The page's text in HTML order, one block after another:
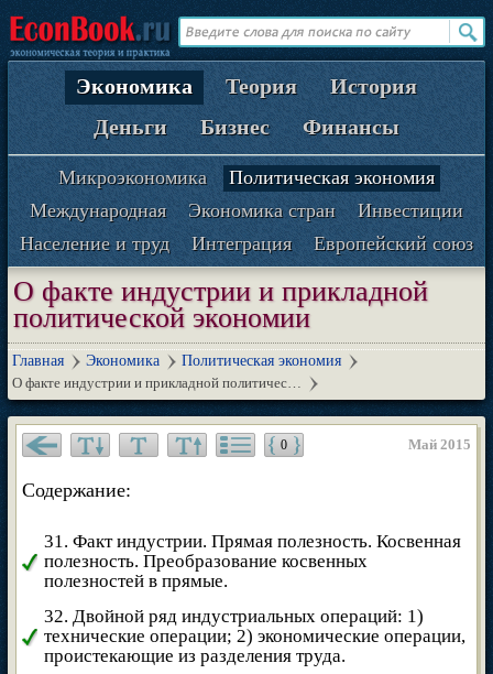
Экономика Теория
История
Деньги
Бизнес Финансы
Микроэкономика
Политическая экономия
Международная
Экономика стран
Инвестиции
Население и труд
Интеграция Европейский союз
О факте индустрии и прикладной
политической экономии
Главная Экономика
Политическая экономия
О факте индустрии и прикладной политичес…
0 Май 2015
Содержание:
31. Факт индустрии. Прямая полезность. Косвенная
полезность. Преобразование косвенных
полезностей в прямые.
32. Двойной ряд индустриальных операций: 1)
технические операции; 2) экономические операции,
проистекающие из разделения труда.